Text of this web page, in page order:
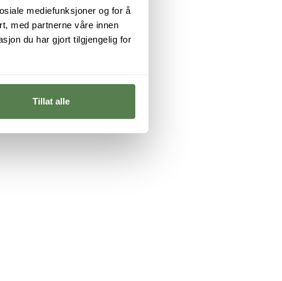
mediefunksjoner og for å
med partnerne våre innen
du har gjort tilgjengelig for
Tillat alle